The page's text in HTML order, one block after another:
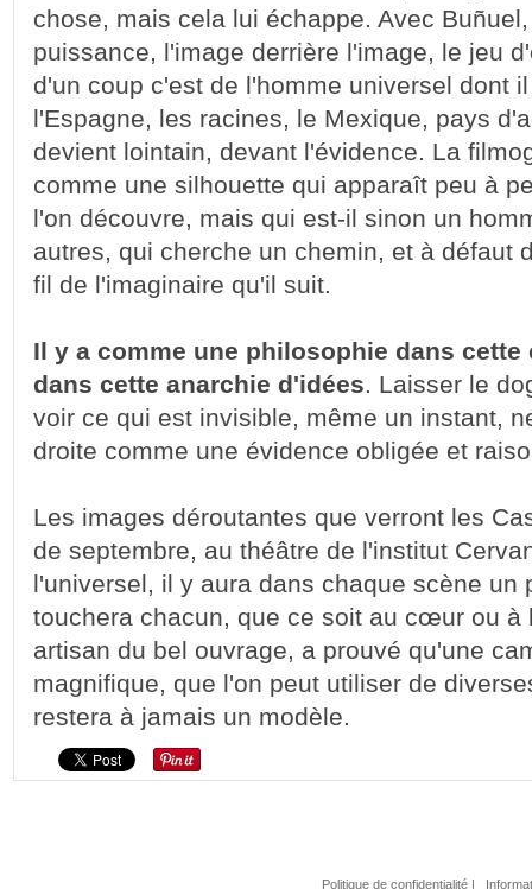
chose, mais cela lui échappe. Avec
puissance, l'image derrière l'image, le jeu
d'un coup c'est de l'homme universel dont
l'Espagne, les racines, le Mexique, pays
devient lointain, devant l'évidence. La
comme une silhouette qui apparaît peu à
l'on découvre, mais qui est-il sinon un
autres, qui cherche un chemin, et à défaut
fil de l'imaginaire qu'il suit.
Il y a comme une philosophie dans
dans cette anarchie d'idées. Laisser le
voir ce qui est invisible, même un instant,
droite comme une évidence obligée et
Les images déroutantes que verront les
de septembre, au théâtre de l'institut
l'universel, il y aura dans chaque scène un
touchera chacun, que ce soit au cœur ou à
artisan du bel ouvrage, a prouvé qu'une
magnifique, que l'on peut utiliser de
restera à jamais un modèle.
Politique de confidentialité |